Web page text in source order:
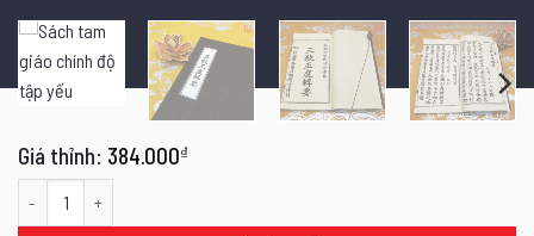
384.000₫